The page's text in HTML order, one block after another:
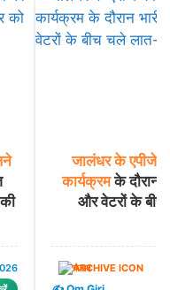
जालंधर के एपीजे
कार्यक्रमके दौरान
और वेटरों के
पंजाब